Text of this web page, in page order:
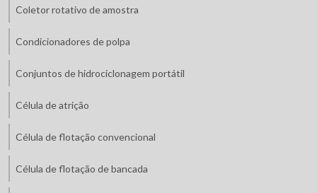
Coletor rotativo de amostra
Condicionadores de polpa
Conjuntos de hidrociclonagem portátil
Célula de atrição
Célula de flotação convencional
Célula de flotação de bancada